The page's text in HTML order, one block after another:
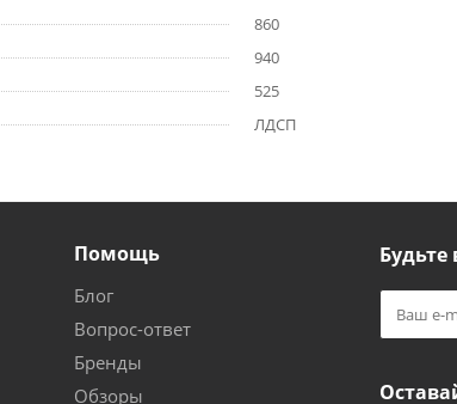
860
940
525
ЛДСП
Помощь
Блог
Вопрос-ответ
Бренды
Обзоры
Будьте